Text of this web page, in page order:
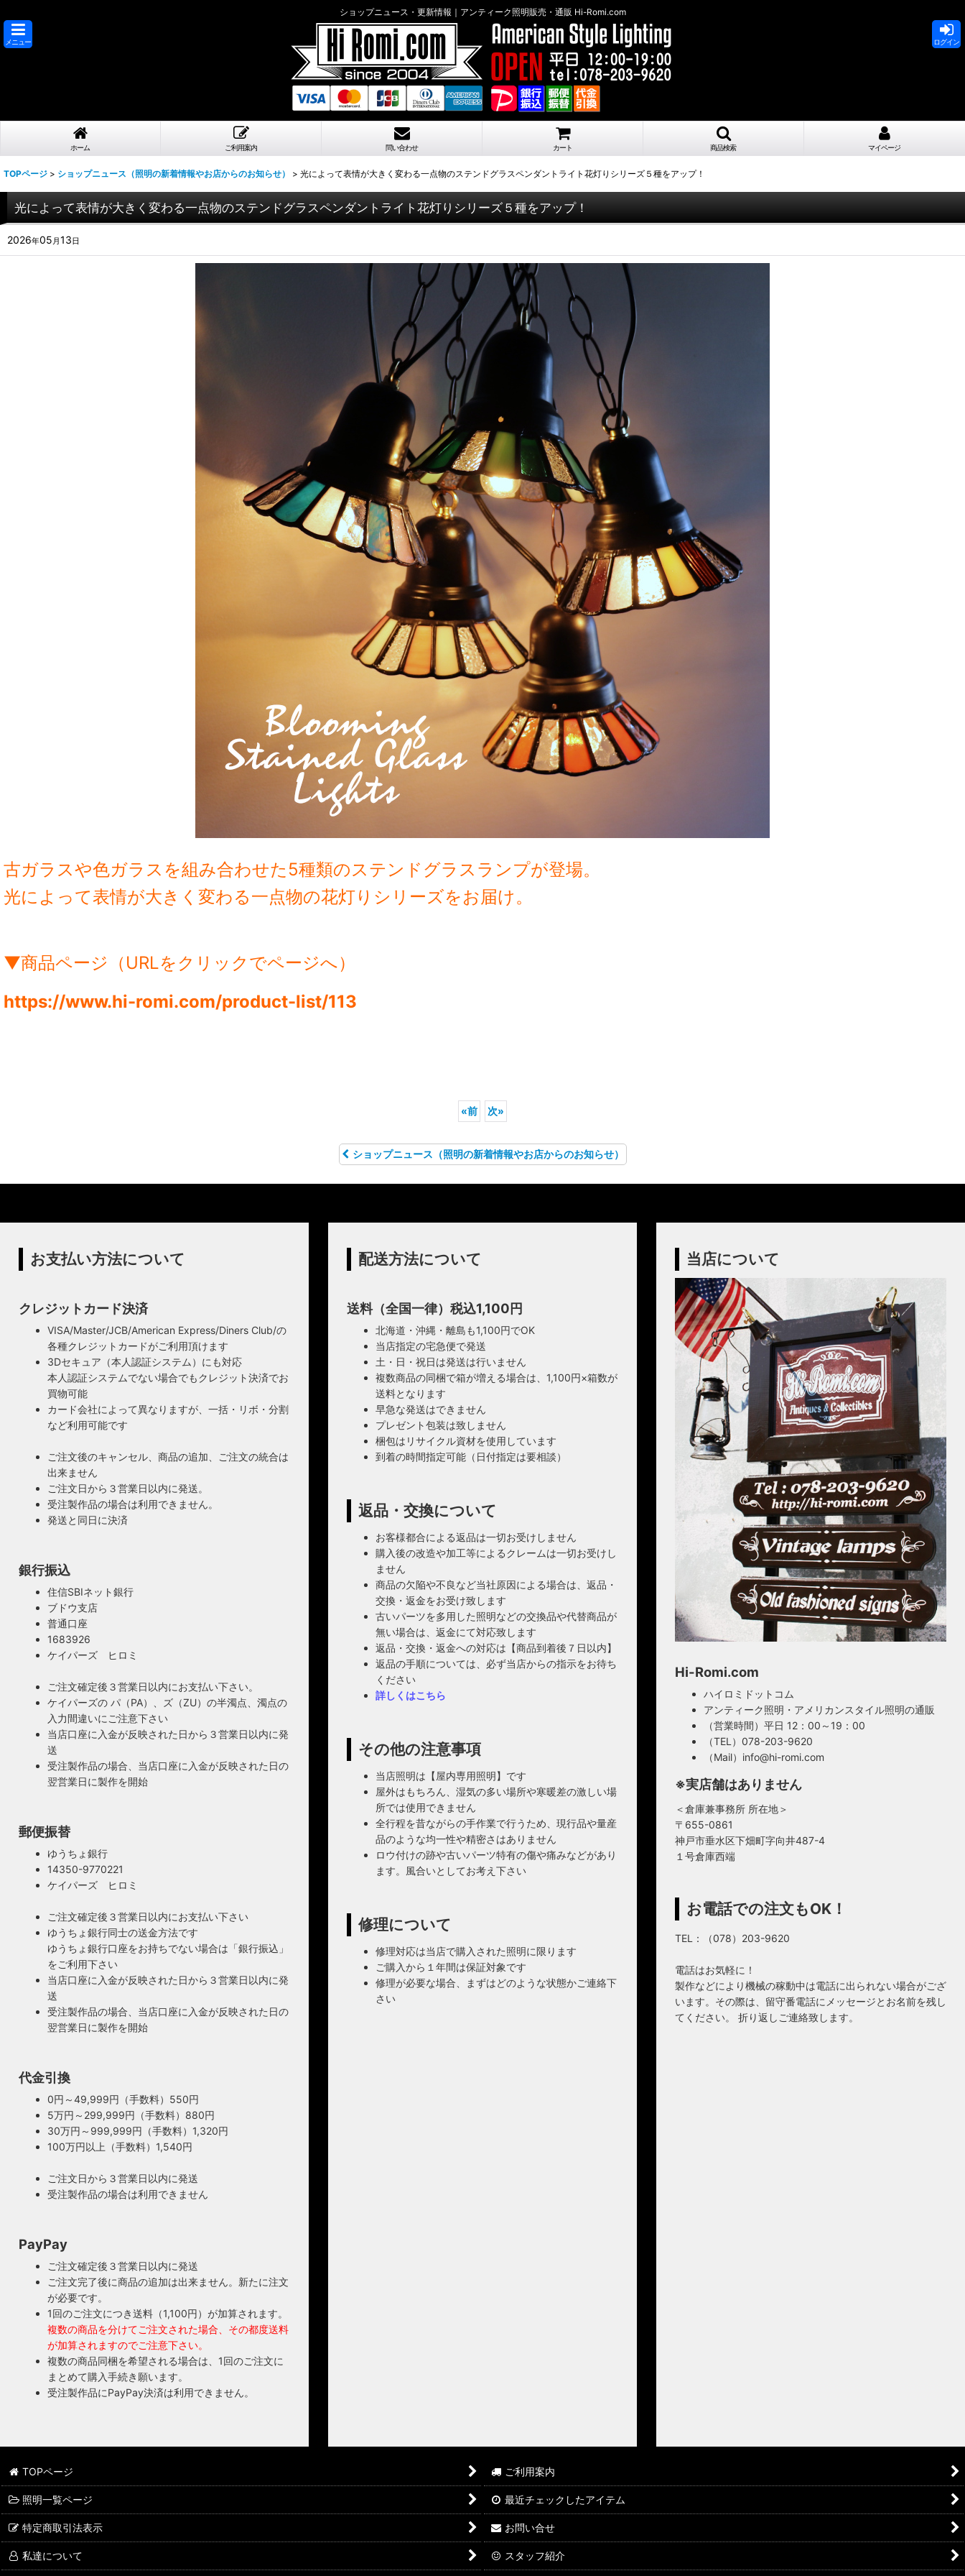
ショップニュース・更新情報｜アンティーク照明販売・通販 Hi-Romi.com
メニュー ログイン
ホーム ご利用案内 問い合わせ カート 商品検索 マイページ
TOPページ > ショップニュース（照明の新着情報やお店からのお知らせ） > 光によって表情が大きく変わる一点物のステンドグラスペンダントライト花灯りシリーズ５種をアップ！
光によって表情が大きく変わる一点物のステンドグラスペンダントライト花灯りシリーズ５種をアップ！
2026年05 月13日
古ガラスや色ガラスを組み合わせた5種類のステンドグラスランプが登場。
光によって表情が大きく変わる一点物の花灯りシリーズをお届け。
▼商品ページ（URLをクリックでページへ）
https://www.hi-romi.com/product-list/113
«前 次»
ショップニュース（照明の新着情報やお店からのお知らせ）
お支払い方法について
クレジットカード決済
VISA/Master/JCB/American Express/Diners Club/の
各種クレジットカードがご利用頂けます
3Dセキュア（本人認証システム）にも対応
本人認証システムでない場合でもクレジット決済でお
買物可能
カード会社によって異なりますが、一括・リボ・分割
など利用可能です
ご注文後のキャンセル、商品の追加、ご注文の統合は
出来ません
ご注文日から３営業日以内に発送。
受注製作品の場合は利用できません。
発送と同日に決済
銀行振込
住信SBIネット銀行
ブドウ支店
普通口座
1683926
ケイパーズ ヒロミ
ご注文確定後３営業日以内にお支払い下さい。
ケイパーズの パ（PA）、ズ（ZU）の半濁点、濁点の
入力間違いにご注意下さい
当店口座に入金が反映された日から３営業日以内に発
送
受注製作品の場合、当店口座に入金が反映された日の
翌営業日に製作を開始
郵便振替
ゆうちょ銀行
14350-9770221
ケイパーズ ヒロミ
ご注文確定後３営業日以内にお支払い下さい
ゆうちょ銀行同士の送金方法です
ゆうちょ銀行口座をお持ちでない場合は「銀行振込」
をご利用下さい
当店口座に入金が反映された日から３営業日以内に発
送
受注製作品の場合、当店口座に入金が反映された日の
翌営業日に製作を開始
代金引換
0円～49,999円（手数料）550円
5万円～299,999円（手数料）880円
30万円～999,999円（手数料）1,320円
100万円以上（手数料）1,540円
ご注文日から３営業日以内に発送
受注製作品の場合は利用できません
PayPay
ご注文確定後３営業日以内に発送
ご注文完了後に商品の追加は出来ません。新たに注文
が必要です。
1回のご注文につき送料（1,100円）が加算されます。
複数の商品を分けてご注文された場合、その都度送料
が加算されますのでご注意下さい。
複数の商品同梱を希望される場合は、1回のご注文に
まとめて購入手続き願います。
受注製作品にPayPay決済は利用できません。
配送方法について
送料（全国一律）税込1,100円
北海道・沖縄・離島も1,100円でOK
当店指定の宅急便で発送
土・日・祝日は発送は行いません
複数商品の同梱で箱が増える場合は、1,100円×箱数が
送料となります
早急な発送はできません
プレゼント包装は致しません
梱包はリサイクル資材を使用しています
到着の時間指定可能（日付指定は要相談）
返品・交換について
お客様都合による返品は一切お受けしません
購入後の改造や加工等によるクレームは一切お受けし
ません
商品の欠陥や不良など当社原因による場合は、返品・
交換・返金をお受け致します
古いパーツを多用した照明などの交換品や代替商品が
無い場合は、返金にて対応致します
返品・交換・返金への対応は【商品到着後７日以内】
返品の手順については、必ず当店からの指示をお待ち
ください
詳しくはこちら
その他の注意事項
当店照明は【屋内専用照明】です
屋外はもちろん、湿気の多い場所や寒暖差の激しい場
所では使用できません
全行程を昔ながらの手作業で行うため、現行品や量産
品のような均一性や精密さはありません
ロウ付けの跡や古いパーツ特有の傷や痛みなどがあり
ます。風合いとしてお考え下さい
修理について
修理対応は当店で購入された照明に限ります
ご購入から１年間は保証対象です
修理が必要な場合、まずはどのような状態かご連絡下
さい
当店について
Hi-Romi.com
ハイロミドットコム
アンティーク照明・アメリカンスタイル照明の通販
（営業時間）平日 12：00～19：00
（TEL）078-203-9620
（Mail）info@hi-romi.com
※実店舗はありません
＜倉庫兼事務所 所在地＞
〒655-0861
神戸市垂水区下畑町字向井487-4
１号倉庫西端
お電話での注文もOK！
TEL：（078）203-9620
電話はお気軽に！
製作などにより機械の稼動中は電話に出られない場合がござ
います。その際は、留守番電話にメッセージとお名前を残し
てください。 折り返しご連絡致します。
TOPページ ご利用案内
照明一覧ページ 最近チェックしたアイテム
特定商取引法表示 お問い合せ
私達について スタッフ紹介